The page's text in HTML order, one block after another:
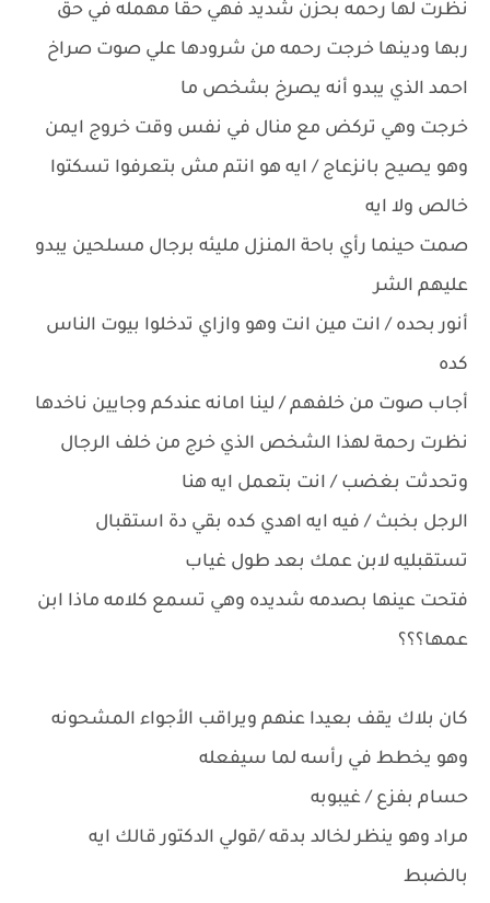
نظرت لها رحمه بحزن شديد فهي حقا مهمله في حق
ربها ودينها خرجت رحمه من شرودها علي صوت صراخ
احمد الذي يبدو أنه يصرخ بشخص ما
خرجت وهي تركض مع منال في نفس وقت خروج ايمن
وهو يصيح بانزعاج / ايه هو انتم مش بتعرفوا تسكتوا
خالص ولا ايه
صمت حينما رأي باحة المنزل مليئه برجال مسلحين يبدو
عليهم الشر
أنور بحده / انت مين انت وهو وازاي تدخلوا بيوت الناس
كده
أجاب صوت من خلفهم / لينا امانه عندكم وجايين ناخدها
نظرت رحمة لهذا الشخص الذي خرج من خلف الرجال
وتحدثت بغضب / انت بتعمل ايه هنا
الرجل بخبث / فيه ايه اهدي كده بقي دة استقبال
تستقبليه لابن عمك بعد طول غياب
فتحت عينها بصدمه شديده وهي تسمع كلامه ماذا ابن
عمها؟؟؟
كان بلاك يقف بعيدا عنهم ويراقب الأجواء المشحونه
وهو يخطط في رأسه لما سيفعله
حسام بفزع / غيبوبه
مراد وهو ينظر لخالد بدقه /قولي الدكتور قالك ايه
بالضبط